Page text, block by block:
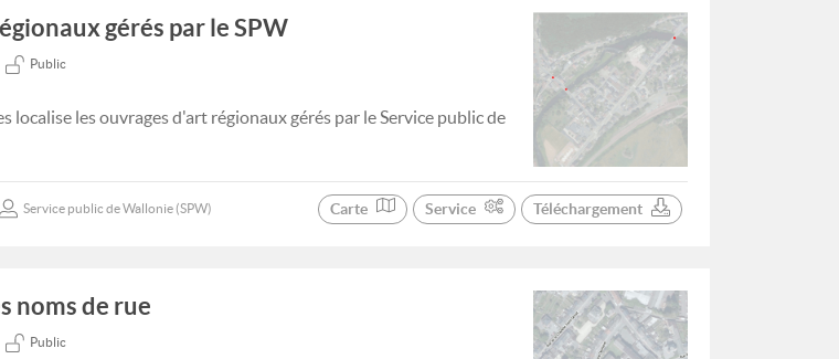
gérés par le SPW
Public
localise les ouvrages d'art régionaux gérés par le Service public de
Service public de Wallonie (SPW) Carte Service Téléchargement
noms de rue
Public